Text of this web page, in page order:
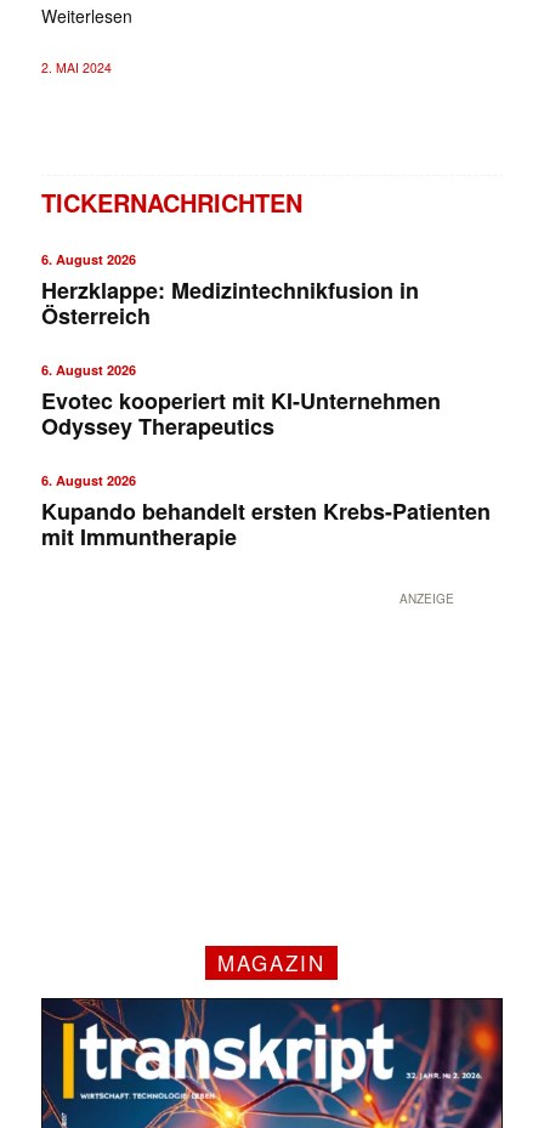
Weiterlesen
2. MAI 2024
TICKERNACHRICHTEN
6. August 2026
Herzklappe: Medizintechnikfusion in
Österreich
6. August 2026
Evotec kooperiert mit KI-Unternehmen
Odyssey Therapeutics
6. August 2026
Kupando behandelt ersten Krebs-Patienten
mit Immuntherapie
ANZEIGE
MAGAZIN